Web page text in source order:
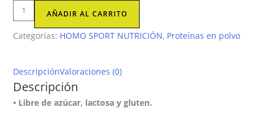
ISO
WHEY
ZERO
AÑADIR AL CARRITO
Categorías: HOMO SPORT NUTRICIÓN, Proteínas en polvo
DescripciónValoraciones (0)
Descripción
• Libre de azúcar, lactosa y gluten.